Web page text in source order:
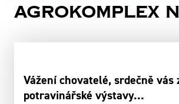
Agrokomplex
Vážení chovatelé, srdečně
potravinářské výstavy…